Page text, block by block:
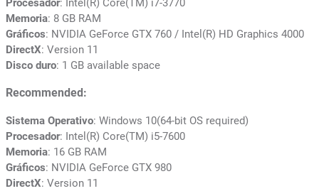
Procesador: Intel(R) Core(TM) i7-3770
Memoria: 8 GB RAM
Gráficos: NVIDIA GeForce GTX 760 / Intel(R) HD Graphics 4000
DirectX: Version 11
Disco duro: 1 GB available space
Recommended:
Sistema Operativo: Windows 10(64-bit OS required)
Procesador: Intel(R) Core(TM) i5-7600
Memoria: 16 GB RAM
Gráficos: NVIDIA GeForce GTX 980
DirectX: Version 11